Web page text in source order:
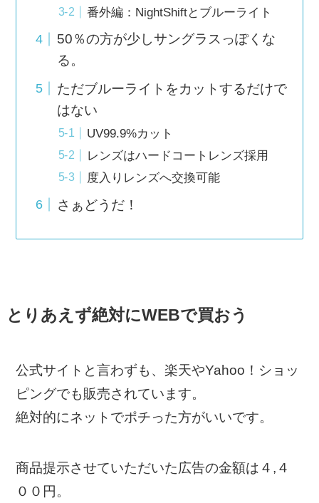
番外編：NightShiftとブルーライト
50％の方が少しサングラスっぽくな
る。
ただブルーライトをカットするだけで
はない
UV99.9%カット
レンズはハードコートレンズ採用
度入りレンズへ交換可能
さぁどうだ！
とりあえず絶対にWEBで買おう
公式サイトと言わずも、楽天やYahoo！ショッ
ピングでも販売されています。
絶対的にネットでポチった方がいいです。
商品提示させていただいた広告の金額は４,４
００円。